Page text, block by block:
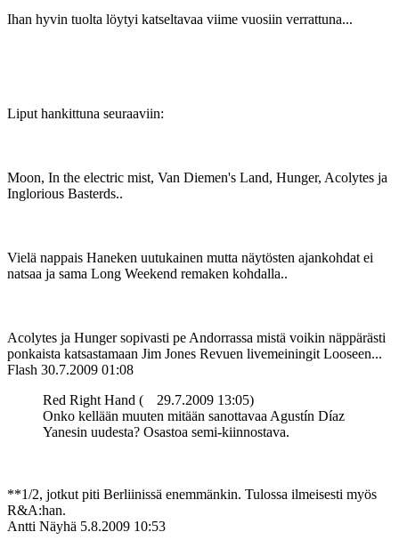
Ihan hyvin tuolta löytyi katseltavaa viime vuosiin verrattuna...
Liput hankittuna seuraaviin:
Moon, In the electric mist, Van Diemen's Land, Hunger, Acolytes ja
Inglorious Basterds..
Vielä nappais Haneken uutukainen mutta näytösten ajankohdat ei
natsaa ja sama Long Weekend remaken kohdalla..
Acolytes ja Hunger sopivasti pe Andorrassa mistä voikin näppärästi
ponkaista katsastamaan Jim Jones Revuen livemeiningit Looseen...
Flash 30.7.2009 01:08
Red Right Hand (
29.7.2009 13:05)
Onko kellään muuten mitään sanottavaa Agustín Díaz
Yanesin uudesta? Osastoa semi-kiinnostava.
**1/2, jotkut piti Berliinissä enemmänkin. Tulossa ilmeisesti myös
R&A:han.
Antti Näyhä 5.8.2009 10:53